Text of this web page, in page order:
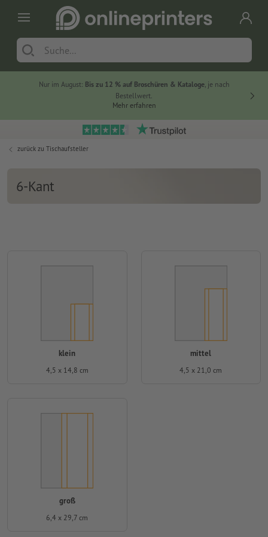
Nur im August: Bis zu 12 % auf Broschüren & Kataloge, je nach
Bestellwert.
Mehr erfahren
zurück zu Tischaufsteller
6-Kant
klein
4,5 x 14,8 cm
mittel
4,5 x 21,0 cm
groß
6,4 x 29,7 cm